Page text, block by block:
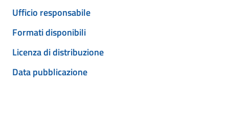
Ufficio responsabile
Formati disponibili
Licenza di distribuzione
Data pubblicazione